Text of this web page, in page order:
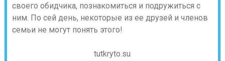
своего обидчика, познакомиться и подружиться с
ним. По сей день, некоторые из ее друзей и членов
семьи не могут понять этого!
tutkryto.su